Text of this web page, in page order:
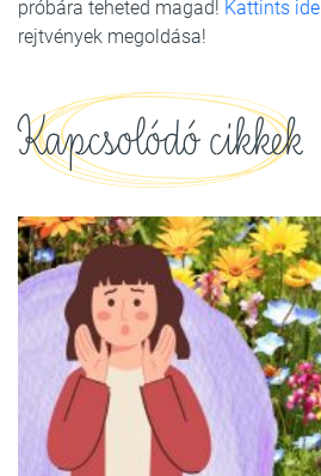
próbára teheted magad! Kattints ide
rejtvények megoldása!
Kapcsolódó cikkek